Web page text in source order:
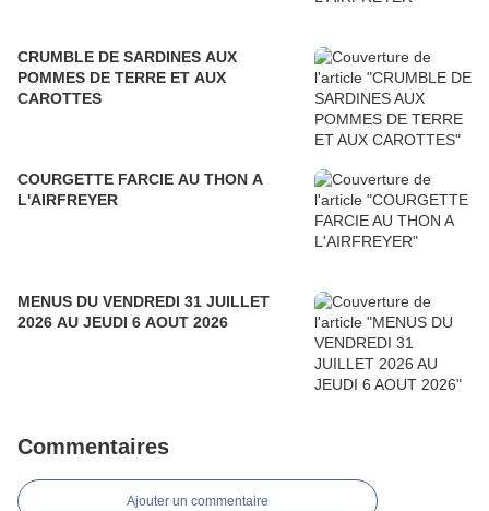
CRUMBLE DE SARDINES AUX
POMMES DE TERRE ET AUX
CAROTTES
COURGETTE FARCIE AU THON A
L'AIRFREYER
MENUS DU VENDREDI 31 JUILLET
2026 AU JEUDI 6 AOUT 2026
Commentaires
Ajouter un commentaire